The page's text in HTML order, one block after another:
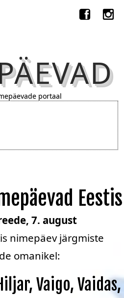
portaal
Eestis
7. august
nimepäev järgmiste
omanikel:
Vaigo, Vaidas,